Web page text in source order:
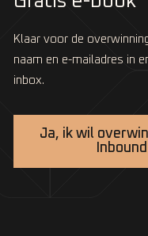
Klaar voor de
naam en e-mailadres in
inbox.
Ja, ik wil